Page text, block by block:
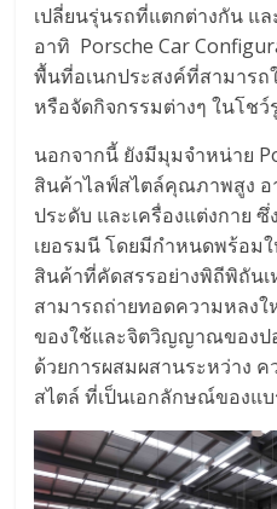
เปลี่ยนรุ่นรถที่แตกต่างกัน แ
อาทิ Porsche Car
พื้นที่อเนกประสงค์ที่สามารถ
หรือจัดกิจกรรมต่างๆ ในโช
นอกจากนี้ ยังมีมุมจำหน่าย
สินค้าไลฟ์สไตล์คุณภาพสูง อ
ประดับ และเครื่องแต่งกาย
เยอรมนี โดยมีกำหนดพร้อม
สินค้าที่คัดสรรอย่างพิถีพิถัน
สามารถถ่ายทอดความหลง
ของใช้และจิตวิญญาณของป
ด้วยการผสมผสานระหว่าง
สไตล์ ที่เป็นเอกลักษณ์ของแ